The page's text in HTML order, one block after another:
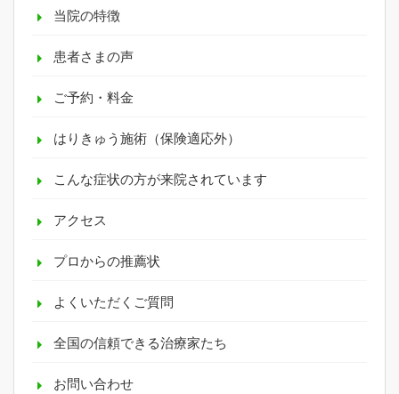
当院の特徴
患者さまの声
ご予約・料金
はりきゅう施術（保険適応外）
こんな症状の方が来院されています
アクセス
プロからの推薦状
よくいただくご質問
全国の信頼できる治療家たち
お問い合わせ